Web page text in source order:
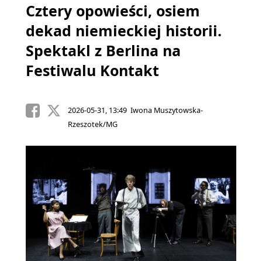
Cztery opowieści, osiem
dekad niemieckiej historii.
Spektakl z Berlina na
Festiwalu Kontakt
2026-05-31, 13:49 Iwona Muszytowska-
Rzeszotek/MG